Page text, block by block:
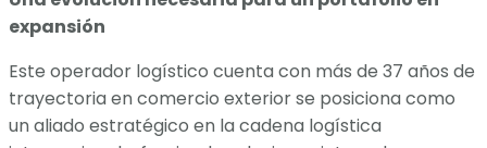
expansión
Este operador logístico cuenta con más de 37 años de
trayectoria en comercio exterior se posiciona como
un aliado estratégico en la cadena logística